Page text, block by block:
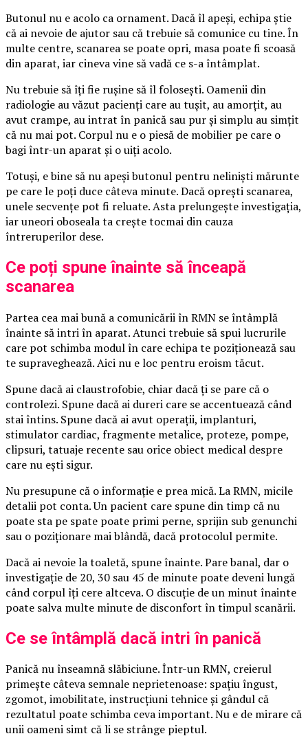
Butonul nu e acolo ca ornament. Dacă îl apeși, echipa știe
că ai nevoie de ajutor sau că trebuie să comunice cu tine. În
multe centre, scanarea se poate opri, masa poate fi scoasă
din aparat, iar cineva vine să vadă ce s-a întâmplat.
Nu trebuie să îți fie rușine să îl folosești. Oamenii din
radiologie au văzut pacienți care au tușit, au amorțit, au
avut crampe, au intrat în panică sau pur și simplu au simțit
că nu mai pot. Corpul nu e o piesă de mobilier pe care o
bagi într-un aparat și o uiți acolo.
Totuși, e bine să nu apeși butonul pentru neliniști mărunte
pe care le poți duce câteva minute. Dacă oprești scanarea,
unele secvențe pot fi reluate. Asta prelungește investigația,
iar uneori oboseala ta crește tocmai din cauza
întreruperilor dese.
Ce poți spune înainte să înceapă
scanarea
Partea cea mai bună a comunicării în RMN se întâmplă
înainte să intri în aparat. Atunci trebuie să spui lucrurile
care pot schimba modul în care echipa te poziționează sau
te supraveghează. Aici nu e loc pentru eroism tăcut.
Spune dacă ai claustrofobie, chiar dacă ți se pare că o
controlezi. Spune dacă ai dureri care se accentuează când
stai întins. Spune dacă ai avut operații, implanturi,
stimulator cardiac, fragmente metalice, proteze, pompe,
clipsuri, tatuaje recente sau orice obiect medical despre
care nu ești sigur.
Nu presupune că o informație e prea mică. La RMN, micile
detalii pot conta. Un pacient care spune din timp că nu
poate sta pe spate poate primi perne, sprijin sub genunchi
sau o poziționare mai blândă, dacă protocolul permite.
Dacă ai nevoie la toaletă, spune înainte. Pare banal, dar o
investigație de 20, 30 sau 45 de minute poate deveni lungă
când corpul îți cere altceva. O discuție de un minut înainte
poate salva multe minute de disconfort în timpul scanării.
Ce se întâmplă dacă intri în panică
Panică nu înseamnă slăbiciune. Într-un RMN, creierul
primește câteva semnale neprietenoase: spațiu îngust,
zgomot, imobilitate, instrucțiuni tehnice și gândul că
rezultatul poate schimba ceva important. Nu e de mirare că
unii oameni simt că li se strânge pieptul.